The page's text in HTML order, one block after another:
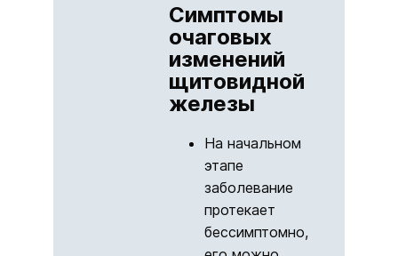
Симптомы
очаговых
изменений
щитовидной
железы
На начальном
этапе
заболевание
протекает
бессимптомно,